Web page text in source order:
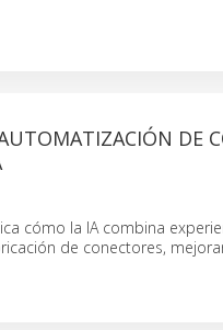
DE
cómo la IA combina
de conectores,